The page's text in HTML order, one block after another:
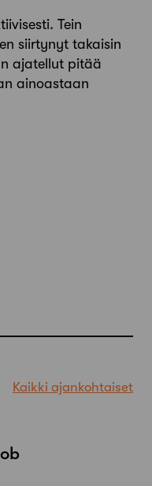
Tein
siirtynyt takaisin
ajatellut pitää
ainoastaan
Kaikki ajankohtaiset